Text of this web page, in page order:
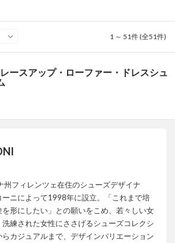
1 ～ 51件 (全51件)
ースアップ・ローファー・ドレスシュ
州フィレンツェ在住のシューズデザイナ
ーニによって1998年に設立。「これまで培
を形にしたい」との願いをこめ、若々しい女
練された女性にささげるシューズコレクシ
らカジュアルまで、デザインバリエーション